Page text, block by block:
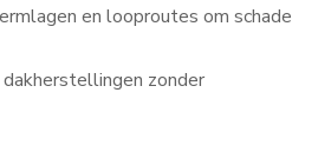
en looproutes om schade
zonder